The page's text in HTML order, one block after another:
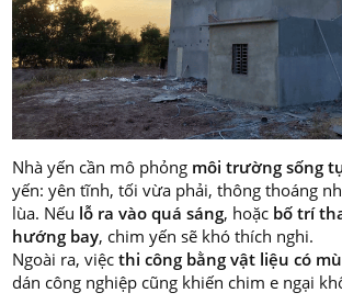
Nhà yến cần mô phỏng môi trường sống
yến: yên tĩnh, tối vừa phải, thông thoáng
lùa. Nếu lỗ ra vào quá sáng, hoặc bố trí
hướng bay, chim yến sẽ khó thích nghi.
Ngoài ra, việcthi công bằng vật liệu có
dán công nghiệp cũng khiến chim e ngại